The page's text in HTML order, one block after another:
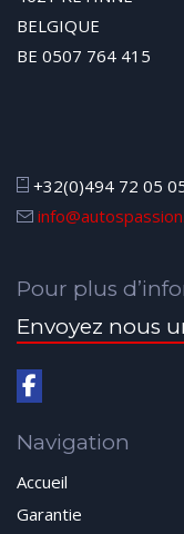
BELGIQUE
BE 0507 764 415
+32(0)494 72 05
Pour plus
Envoyez nous
Navigation
Accueil
Garantie